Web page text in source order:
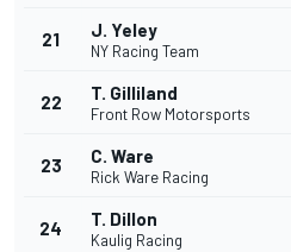
21 J. Yeley
NY Racing Team
22 T. Gilliland
Front Row Motorsports
23 C. Ware
Rick Ware Racing
24 T. Dillon
Kaulig Racing